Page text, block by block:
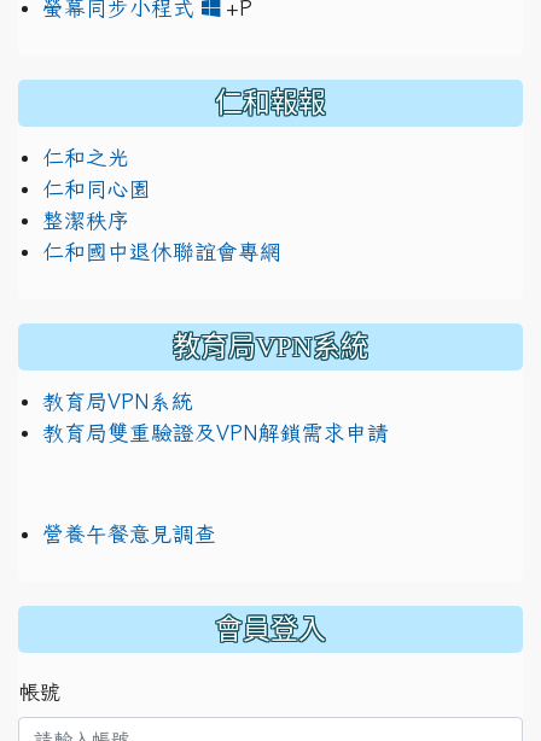
螢幕同步小程式 +P
仁和報報
仁和之光
仁和同心園
整潔秩序
仁和國中退休聯誼會專網
教育局VPN系統
教育局VPN系統
教育局雙重驗證及VPN解鎖需求申請
營養午餐意見調查
會員登入
帳號